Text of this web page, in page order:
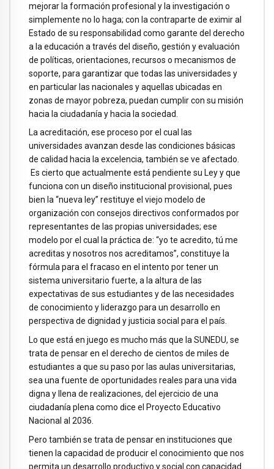
mejorar la formación profesional y la investigación o
simplemente no lo haga; con la contraparte de eximir al
Estado de su responsabilidad como garante del derecho
a la educación a través del diseño, gestión y evaluación
de políticas, orientaciones, recursos o mecanismos de
soporte, para garantizar que todas las universidades y
en particular las nacionales y aquellas ubicadas en
zonas de mayor pobreza, puedan cumplir con su misión
hacia la ciudadanía y hacia la sociedad.
La acreditación, ese proceso por el cual las
universidades avanzan desde las condiciones básicas
de calidad hacia la excelencia, también se ve afectado.
Es cierto que actualmente está pendiente su Ley y que
funciona con un diseño institucional provisional, pues
bien la “nueva ley” restituye el viejo modelo de
organización con consejos directivos conformados por
representantes de las propias universidades; ese
modelo por el cual la práctica de: “yo te acredito, tú me
acreditas y nosotros nos acreditamos”, constituye la
fórmula para el fracaso en el intento por tener un
sistema universitario fuerte, a la altura de las
expectativas de sus estudiantes y de las necesidades
de conocimiento y liderazgo para un desarrollo en
perspectiva de dignidad y justicia social para el país.
Lo que está en juego es mucho más que la SUNEDU, se
trata de pensar en el derecho de cientos de miles de
estudiantes a que su paso por las aulas universitarias,
sea una fuente de oportunidades reales para una vida
digna y llena de realizaciones, del ejercicio de una
ciudadanía plena como dice el Proyecto Educativo
Nacional al 2036.
Pero también se trata de pensar en instituciones que
tienen la capacidad de producir el conocimiento que nos
permita un desarrollo productivo y social con capacidad